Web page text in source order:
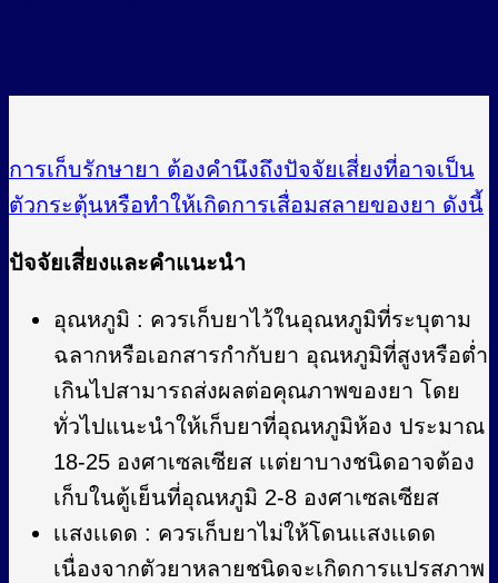
การเก็บรักษายา ต้องคำนึงถึงปัจจัยเสี่ยงที่อาจเป็น
ตัวกระตุ้นหรือทำให้เกิดการเสื่อมสลายของยา ดังนี้
ปัจจัยเสี่ยงและคำแนะนำ
อุณหภูมิ : ควรเก็บยาไว้ในอุณหภูมิที่ระบุตาม
ฉลากหรือเอกสารกำกับยา อุณหภูมิที่สูงหรือต่ำ
เกินไปสามารถส่งผลต่อคุณภาพของยา โดย
ทั่วไปแนะนำให้เก็บยาที่อุณหภูมิห้อง ประมาณ
18-25 องศาเซลเซียส เเต่ยาบางชนิดอาจต้อง
เก็บในตู้เย็นที่อุณหภูมิ 2-8 องศาเซลเซียส
เเสงเเดด : ควรเก็บยาไม่ให้โดนเเสงเเดด
เนื่องจากตัวยาหลายชนิดจะเกิดการแปรสภาพ